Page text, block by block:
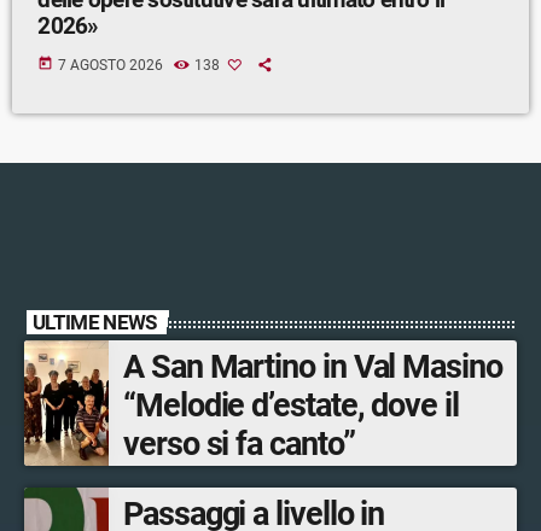
2026»
today 7 AGOSTO 2026 138
ULTIME NEWS
A San Martino in Val Masino
“Melodie d’estate, dove il
verso si fa canto”
Passaggi a livello in